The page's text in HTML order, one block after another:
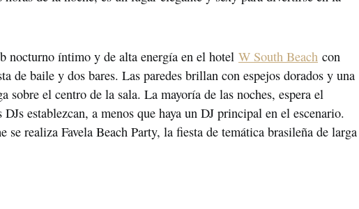
nocturno íntimo y de alta energía en el hotel W South Beach con
de baile y dos bares. Las paredes brillan con espejos dorados y una
sobre el centro de la sala. La mayoría de las noches, espera el
establezcan, a menos que haya un DJ principal en el escenario.
se realiza Favela Beach Party, la fiesta de temática brasileña de larga